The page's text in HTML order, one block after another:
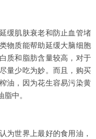
缓肌肤衰老和防止血管堵
物质能帮助延缓大脑细胞
质和脂肪含量较高，对于
量少吃为妙。而且，购买
油，因为花生容易污染黄
中。
为世界上最好的食用油，